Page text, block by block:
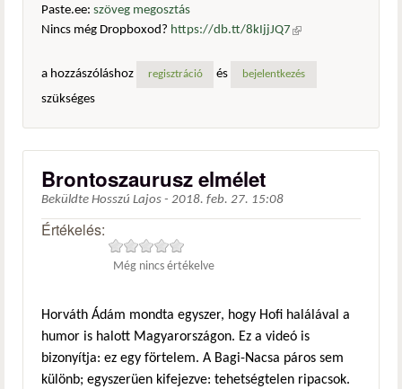
Paste.ee: szöveg megosztás
Nincs még Dropboxod? https://db.tt/8kIjjJQ7 (külső
a hozzászóláshoz
regisztráció és bejelentkezés
szükséges
Brontoszaurusz elmélet
Beküldte Hosszú Lajos - 2018. feb. 27. 15:08
Értékelés:
Még nincs értékelve
Horváth Ádám mondta egyszer, hogy Hofi halálával a
humor is halott Magyarországon. Ez a videó is
bizonyítja: ez egy förtelem. A Bagi-Nacsa páros sem
különb; egyszerüen kifejezve: tehetségtelen ripacsok.